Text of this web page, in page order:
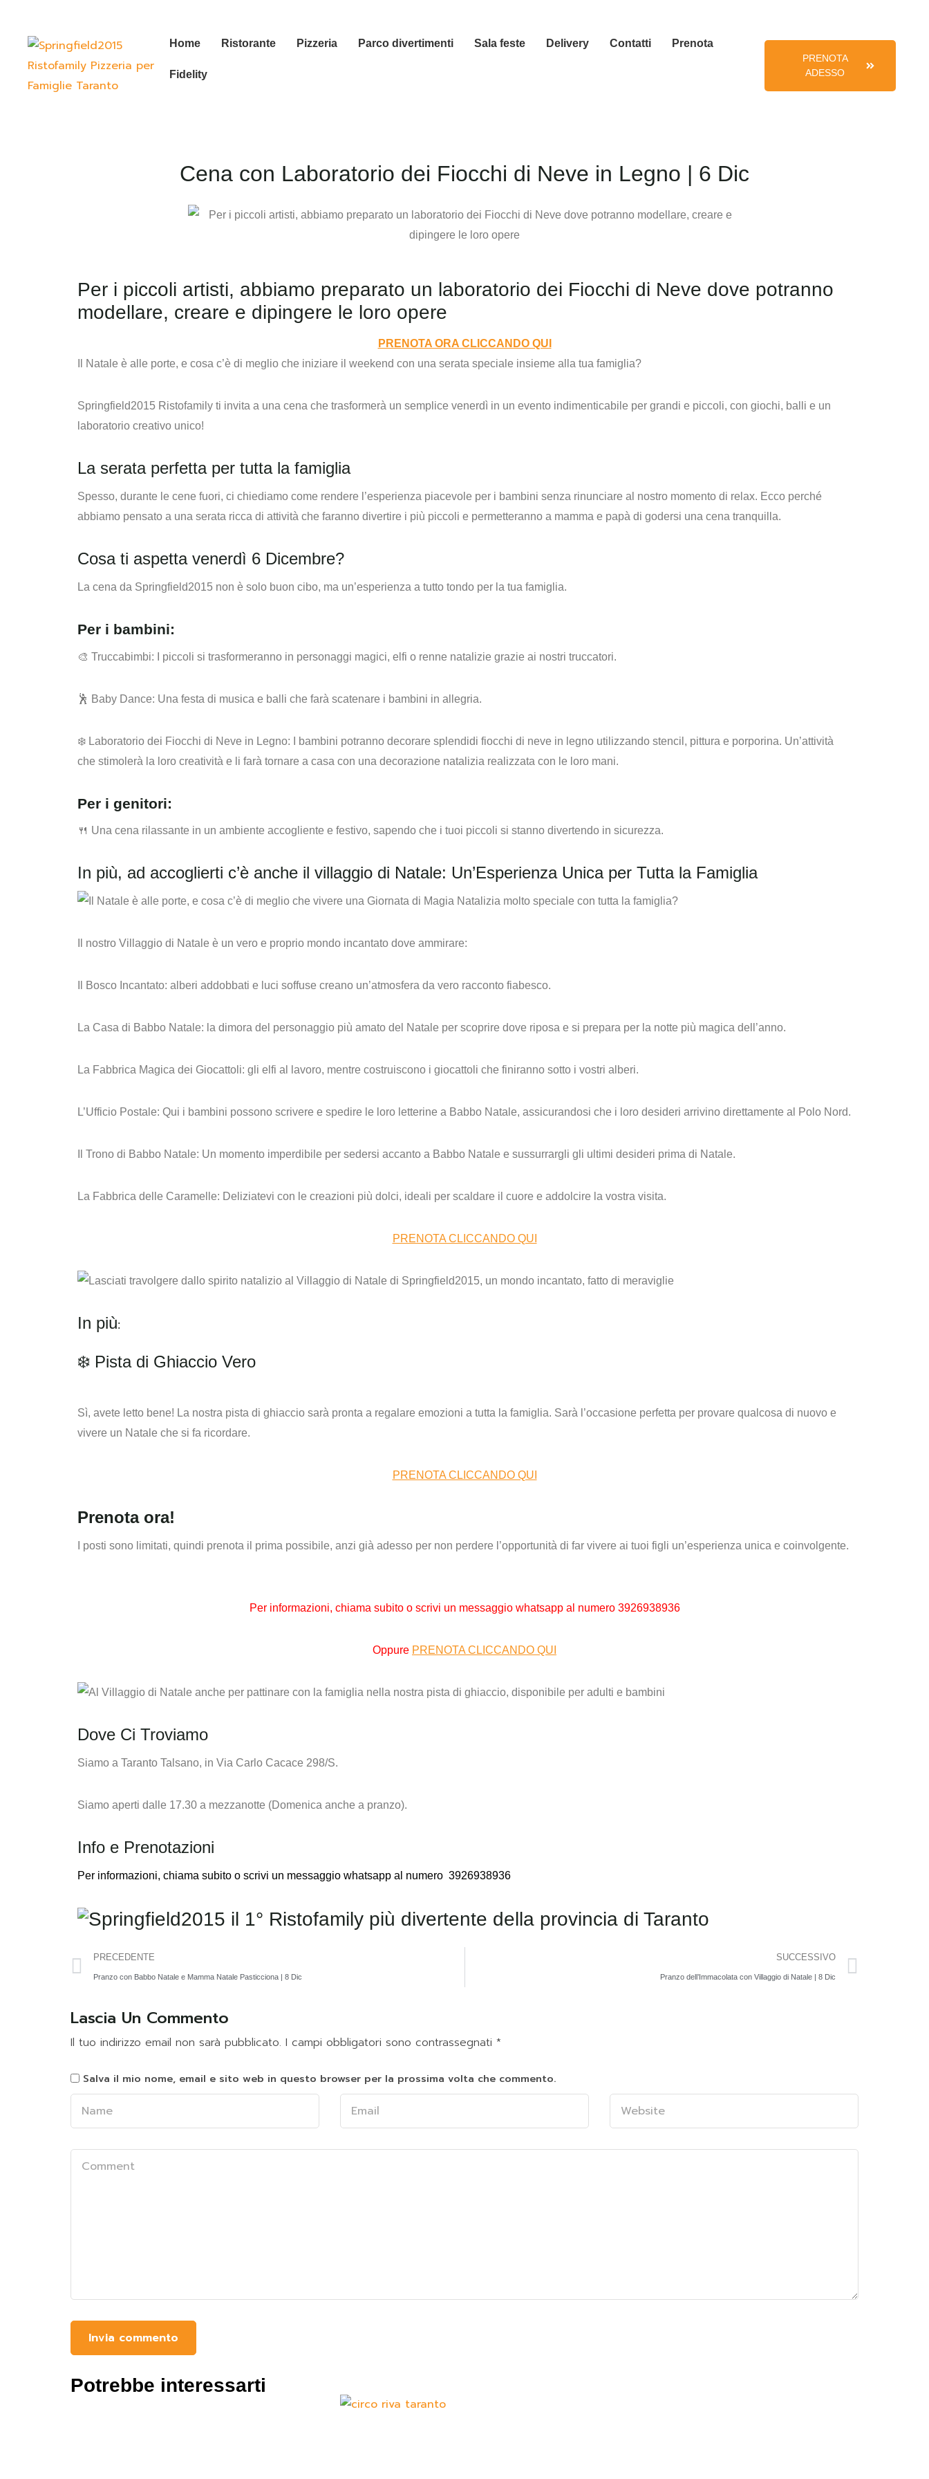
Home Ristorante Pizzeria Parco divertimenti Sala feste Delivery Contatti Prenota
Fidelity
PRENOTA
ADESSO
Cena con Laboratorio dei Fiocchi di Neve in Legno | 6 Dic
Per i piccoli artisti, abbiamo preparato un laboratorio dei Fiocchi di Neve dove potranno
modellare, creare e dipingere le loro opere
PRENOTA ORA CLICCANDO QUI
Il Natale è alle porte, e cosa c’è di meglio che iniziare il weekend con una serata speciale insieme alla tua famiglia?
Springfield2015 Ristofamily ti invita a una cena che trasformerà un semplice venerdì in un evento indimenticabile per grandi e piccoli, con giochi, balli e un
laboratorio creativo unico!
La serata perfetta per tutta la famiglia
Spesso, durante le cene fuori, ci chiediamo come rendere l’esperienza piacevole per i bambini senza rinunciare al nostro momento di relax. Ecco perché
abbiamo pensato a una serata ricca di attività che faranno divertire i più piccoli e permetteranno a mamma e papà di godersi una cena tranquilla.
Cosa ti aspetta venerdì 6 Dicembre?
La cena da Springfield2015 non è solo buon cibo, ma un’esperienza a tutto tondo per la tua famiglia.
Per i bambini:
🎨 Truccabimbi: I piccoli si trasformeranno in personaggi magici, elfi o renne natalizie grazie ai nostri truccatori.
🕺 Baby Dance: Una festa di musica e balli che farà scatenare i bambini in allegria.
❄️ Laboratorio dei Fiocchi di Neve in Legno: I bambini potranno decorare splendidi fiocchi di neve in legno utilizzando stencil, pittura e porporina. Un’attività
che stimolerà la loro creatività e li farà tornare a casa con una decorazione natalizia realizzata con le loro mani.
Per i genitori:
🍴 Una cena rilassante in un ambiente accogliente e festivo, sapendo che i tuoi piccoli si stanno divertendo in sicurezza.
In più, ad accoglierti c’è anche il villaggio di Natale: Un’Esperienza Unica per Tutta la Famiglia
Il nostro Villaggio di Natale è un vero e proprio mondo incantato dove ammirare:
Il Bosco Incantato: alberi addobbati e luci soffuse creano un’atmosfera da vero racconto fiabesco.
La Casa di Babbo Natale: la dimora del personaggio più amato del Natale per scoprire dove riposa e si prepara per la notte più magica dell’anno.
La Fabbrica Magica dei Giocattoli: gli elfi al lavoro, mentre costruiscono i giocattoli che finiranno sotto i vostri alberi.
L’Ufficio Postale: Qui i bambini possono scrivere e spedire le loro letterine a Babbo Natale, assicurandosi che i loro desideri arrivino direttamente al Polo Nord.
Il Trono di Babbo Natale: Un momento imperdibile per sedersi accanto a Babbo Natale e sussurrargli gli ultimi desideri prima di Natale.
La Fabbrica delle Caramelle: Deliziatevi con le creazioni più dolci, ideali per scaldare il cuore e addolcire la vostra visita.
PRENOTA CLICCANDO QUI
In più:
❄️ Pista di Ghiaccio Vero
Sì, avete letto bene! La nostra pista di ghiaccio sarà pronta a regalare emozioni a tutta la famiglia. Sarà l’occasione perfetta per provare qualcosa di nuovo e
vivere un Natale che si fa ricordare.
PRENOTA CLICCANDO QUI
Prenota ora!
I posti sono limitati, quindi prenota il prima possibile, anzi già adesso per non perdere l’opportunità di far vivere ai tuoi figli un’esperienza unica e coinvolgente.
Per informazioni, chiama subito o scrivi un messaggio whatsapp al numero 3926938936
Oppure PRENOTA CLICCANDO QUI
Dove Ci Troviamo
Siamo a Taranto Talsano, in Via Carlo Cacace 298/S.
Siamo aperti dalle 17.30 a mezzanotte (Domenica anche a pranzo).
Info e Prenotazioni
Per informazioni, chiama subito o scrivi un messaggio whatsapp al numero 3926938936
PRECEDENTE
Pranzo con Babbo Natale e Mamma Natale Pasticciona | 8 Dic
SUCCESSIVO
Pranzo dell’Immacolata con Villaggio di Natale | 8 Dic
Lascia Un Commento
Il tuo indirizzo email non sarà pubblicato. I campi obbligatori sono contrassegnati *
Salva il mio nome, email e sito web in questo browser per la prossima volta che commento.
Potrebbe interessarti